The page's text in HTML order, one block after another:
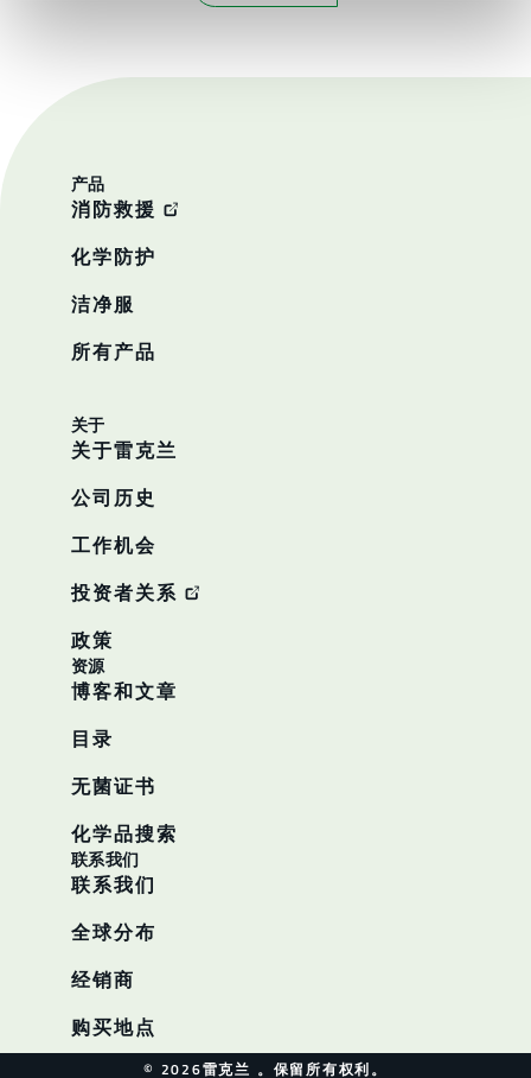
产品
消防救援
化学防护
洁净服
所有产品
关于
关于雷克兰
公司历史
工作机会
投资者关系
政策
资源
博客和文章
目录
无菌证书
化学品搜索
联系我们
联系我们
全球分布
经销商
购买地点
© 2026雷克兰 。保留所有权利。